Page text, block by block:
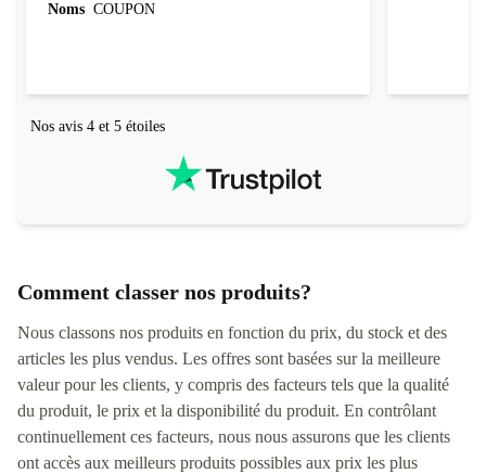
Noms COUPON
Nos avis 4 et 5 étoiles
Comment classer nos produits?
Nous classons nos produits en fonction du prix, du stock et des
articles les plus vendus. Les offres sont basées sur la meilleure
valeur pour les clients, y compris des facteurs tels que la qualité
du produit, le prix et la disponibilité du produit. En contrôlant
continuellement ces facteurs, nous nous assurons que les clients
ont accès aux meilleurs produits possibles aux prix les plus